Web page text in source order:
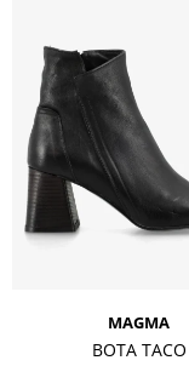
MAGMA
BOTA TACO